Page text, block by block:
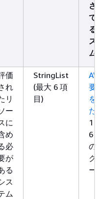
され
てい
るカ
スタ
ム値
価
れ
リ
ー
に
め
必
が
る
ス
ム
StringList
(最大 6 項
目)
要件
を満
たす
1～
6 個
のタ
グキ
ー。